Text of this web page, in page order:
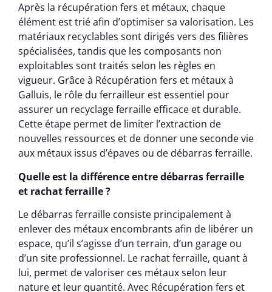
Après la récupération fers et métaux, chaque
élément est trié afin d’optimiser sa valorisation. Les
matériaux recyclables sont dirigés vers des filières
spécialisées, tandis que les composants non
exploitables sont traités selon les règles en
vigueur. Grâce à Récupération fers et métaux à
Galluis, le rôle du ferrailleur est essentiel pour
assurer un recyclage ferraille efficace et durable.
Cette étape permet de limiter l’extraction de
nouvelles ressources et de donner une seconde vie
aux métaux issus d’épaves ou de débarras ferraille.
Quelle est la différence entre débarras ferraille
et rachat ferraille ?
Le débarras ferraille consiste principalement à
enlever des métaux encombrants afin de libérer un
espace, qu’il s’agisse d’un terrain, d’un garage ou
d’un site professionnel. Le rachat ferraille, quant à
lui, permet de valoriser ces métaux selon leur
nature et leur quantité. Avec Récupération fers et